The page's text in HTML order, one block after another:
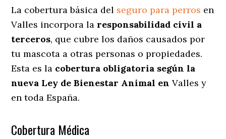
La cobertura básica del seguro para perros en
Valles incorpora la responsabilidad civil a
terceros, que cubre los daños causados por
tu mascota a otras personas o propiedades.
Esta es la cobertura obligatoria según la
nueva Ley de Bienestar Animal enValles y
en toda España.
Cobertura Médica